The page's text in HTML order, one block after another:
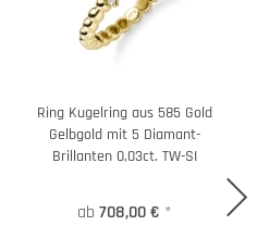
Ring Kugelring aus 585 Gold
Gelbgold mit 5 Diamant-
Brillanten 0,03ct. TW-SI
ab 708,00 € *